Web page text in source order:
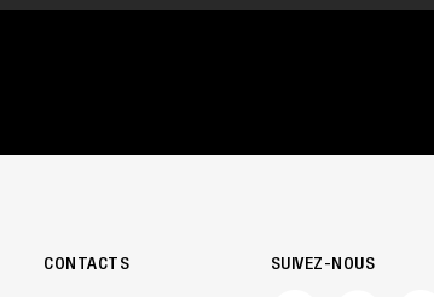
CONTACTS SUIVEZ-NOUS